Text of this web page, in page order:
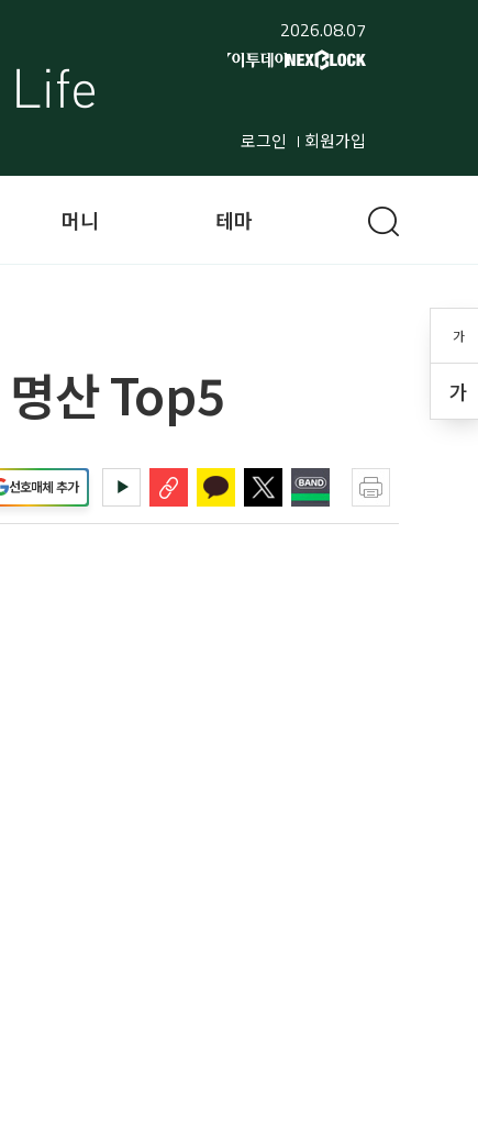
2026.08.07
로그인 회원가입
가
가
머니 테마
산 Top5
선호매체 추가